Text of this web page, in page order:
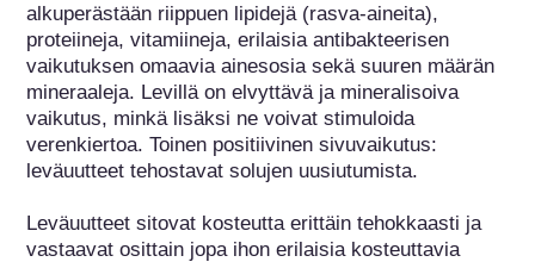
alkuperästään riippuen lipidejä (rasva-aineita),
proteiineja, vitamiineja, erilaisia antibakteerisen
vaikutuksen omaavia ainesosia sekä suuren määrän
mineraaleja. Levillä on elvyttävä ja mineralisoiva
vaikutus, minkä lisäksi ne voivat stimuloida
verenkiertoa. Toinen positiivinen sivuvaikutus:
leväuutteet tehostavat solujen uusiutumista.
Leväuutteet sitovat kosteutta erittäin tehokkaasti ja
vastaavat osittain jopa ihon erilaisia kosteuttavia